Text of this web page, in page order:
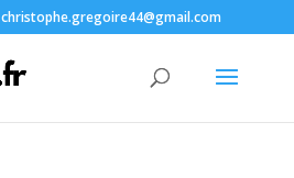
christophe.gregoire44@gmail.com